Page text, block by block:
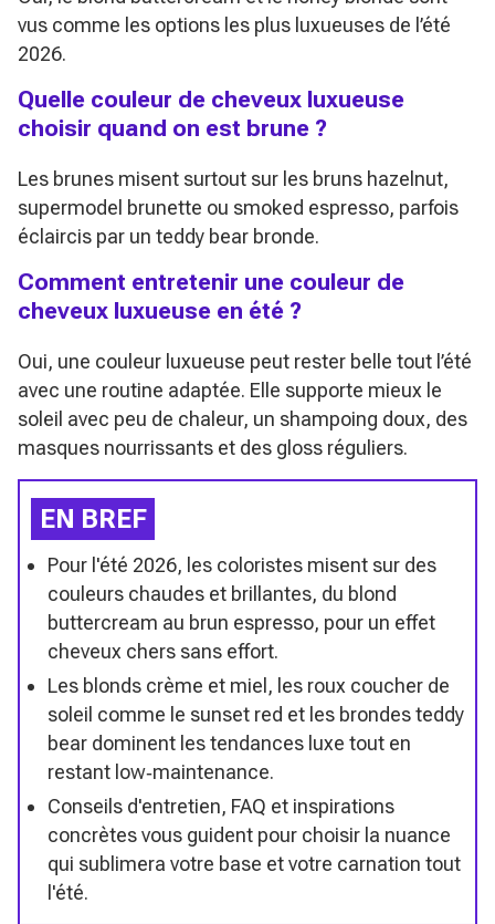
vus comme les options les plus luxueuses de l’été
2026.
Quelle couleur de cheveux luxueuse
choisir quand on est brune ?
Les brunes misent surtout sur les bruns hazelnut,
supermodel brunette ou smoked espresso, parfois
éclaircis par un teddy bear bronde.
Comment entretenir une couleur de
cheveux luxueuse en été ?
Oui, une couleur luxueuse peut rester belle tout l’été
avec une routine adaptée. Elle supporte mieux le
soleil avec peu de chaleur, un shampoing doux, des
masques nourrissants et des gloss réguliers.
EN BREF
Pour l'été 2026, les coloristes misent sur des
couleurs chaudes et brillantes, du blond
buttercream au brun espresso, pour un effet
cheveux chers sans effort.
Les blonds crème et miel, les roux coucher de
soleil comme le sunset red et les brondes teddy
bear dominent les tendances luxe tout en
restant low‑maintenance.
Conseils d'entretien, FAQ et inspirations
concrètes vous guident pour choisir la nuance
qui sublimera votre base et votre carnation tout
l'été.